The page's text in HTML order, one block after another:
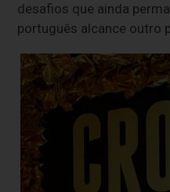
desafios que ainda
português alcance outro